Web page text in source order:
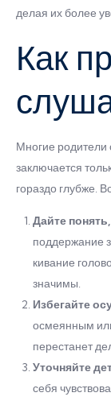
делая их более
Как
Многие родители
заключается
гораздо глубже.
Дайте
поддержание
кивание
значимы.
Избегайте
осмеянным
перестанет
Уточняйте
себя